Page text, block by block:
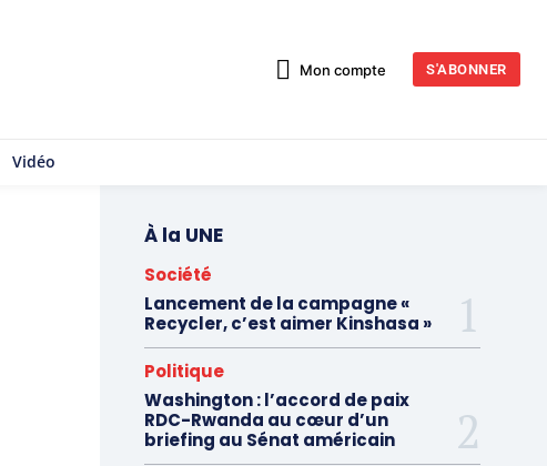
Mon compte S'ABONNER
Vidéo
À la UNE
Société
Lancement de la campagne «
Recycler, c’est aimer Kinshasa »
Politique
Washington : l’accord de paix
RDC-Rwanda au cœur d’un
briefing au Sénat américain